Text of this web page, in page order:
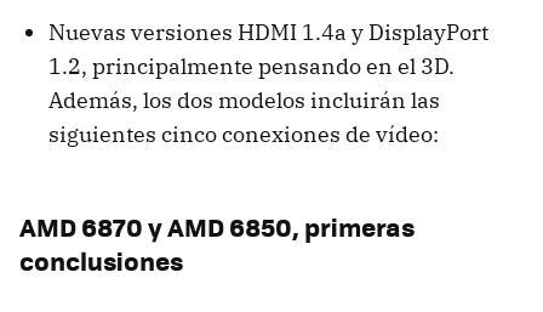
Nuevas versiones HDMI 1.4a y DisplayPort
1.2, principalmente pensando en el 3D.
Además, los dos modelos incluirán las
siguientes cinco conexiones de vídeo:
AMD6870 yAMD6850, primeras
conclusiones